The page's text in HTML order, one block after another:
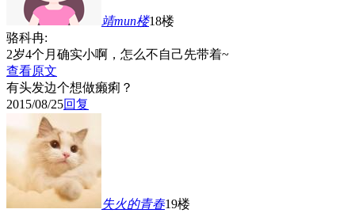
靖mun楼18楼
骆科冉:
2岁4个月确实小啊，怎么不自己先带着~
查看原文
有头发边个想做癞痢？
2015/08/25回复
失火的青春19楼